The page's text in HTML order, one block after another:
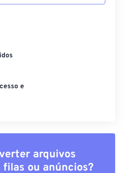
e
arquivos
filas ou anúncios?